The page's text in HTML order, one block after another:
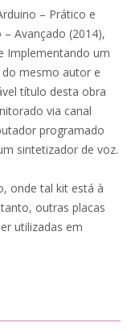
– Prático e
Avançado (2014),
Implementando um
do mesmo autor e
título desta obra
via canal
programado
sintetizador de voz.
onde tal kit está à
outras placas
utilizadas em